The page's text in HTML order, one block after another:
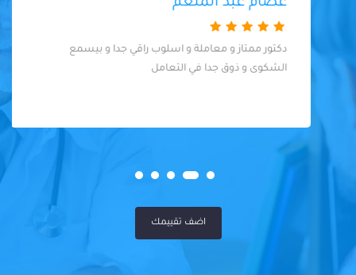
عصام عبد المنعم
دكتور ممتاز و معاملة و اسلوب راقي جدا و بيسمع
الشكوى و ذوق جدا في التعامل
اضف تقييمك